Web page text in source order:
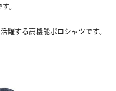
。
躍する高機能ポロシャツです。